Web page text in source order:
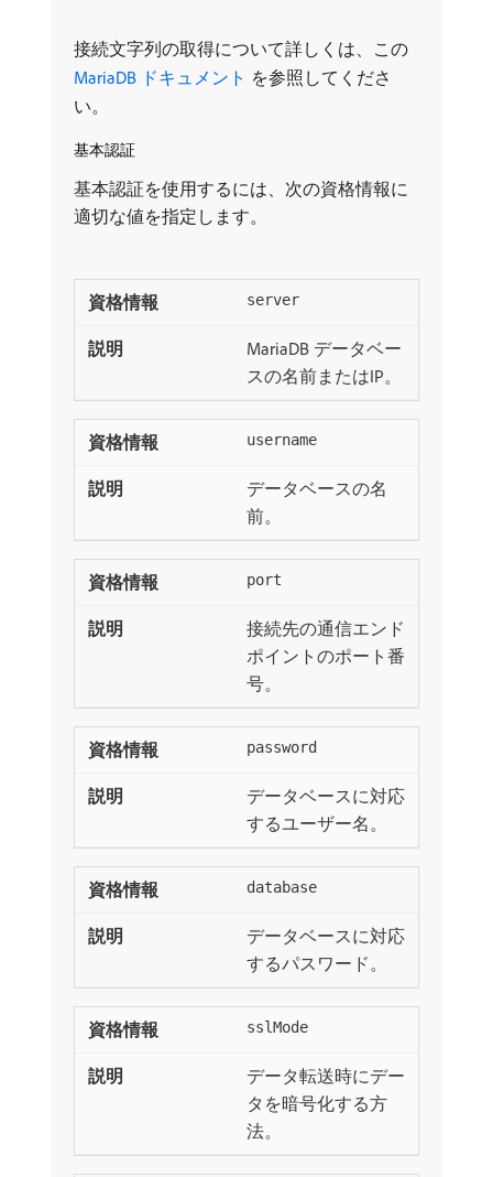
接続文字列の取得について詳しくは、この
MariaDB ドキュメント ​ を参照してくださ
い。
基本認証
基本認証を使用するには、次の資格情報に
適切な値を指定します。
server
MariaDB データベー
スの名前またはIP。
username
データベースの名
前。
port
接続先の通信エンド
ポイントのポート番
号。
password
データベースに対応
するユーザー名。
database
データベースに対応
するパスワード。
sslMode
データ転送時にデー
タを暗号化する方
法。